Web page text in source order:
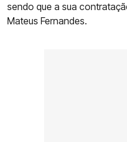
sendo que a sua
Mateus Fernandes.